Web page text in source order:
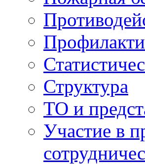
Структура
ТО и
Участие в